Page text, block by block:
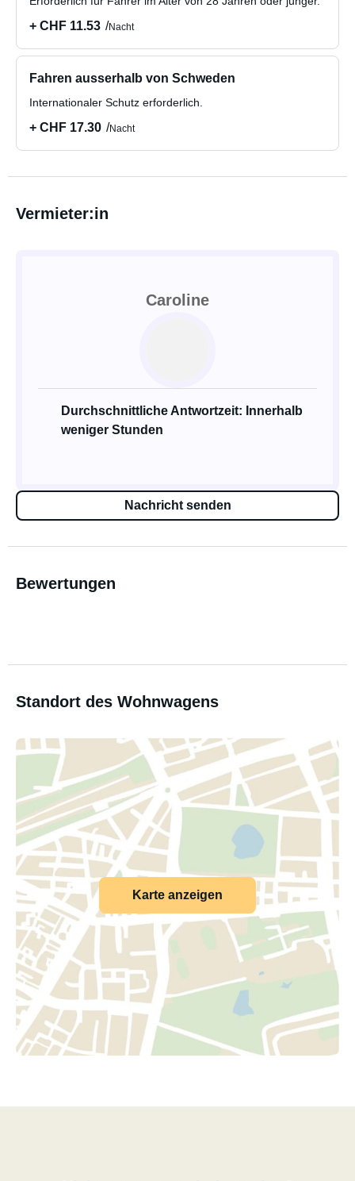
+ CHF 11.53 Nacht
Fahren ausserhalb von Schweden
Internationaler Schutz erforderlich.
+ CHF 17.30 Nacht
Vermieter:in
Caroline
Durchschnittliche Antwortzeit: Innerhalb
weniger Stunden
Nachricht senden
Bewertungen
Standort des Wohnwagens
Karte anzeigen